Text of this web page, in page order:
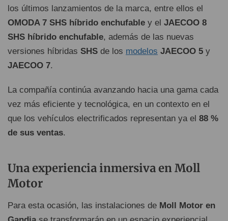
los últimos lanzamientos de la marca, entre ellos el
OMODA 7 SHS híbrido enchufable y el JAECOO 8
SHS híbrido enchufable, además de las nuevas
versiones híbridas SHS de los modelos JAECOO 5 y
JAECOO 7.
La compañía continúa avanzando hacia una gama cada
vez más eficiente y tecnológica, en un contexto en el
que los vehículos electrificados representan ya el 88 %
de sus ventas.
Una experiencia inmersiva en Moll
Motor
Para esta ocasión, las instalaciones de Moll Motor en